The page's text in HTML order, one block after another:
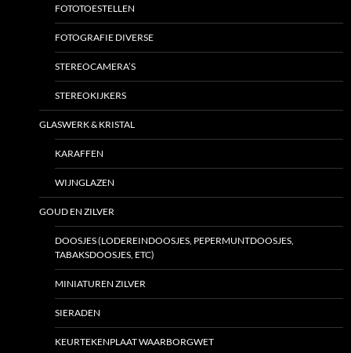
FOTOTOESTELLEN
FOTOGRAFIE DIVERSE
STEREOCAMERA’S
STEREOKIJKERS
GLASWERK & KRISTAL
KARAFFEN
WIJNGLAZEN
GOUD EN ZILVER
DOOSJES (LODEREINDOOSJES, PEPERMUNTDOOSJES,
TABAKSDOOSJES, ETC)
MINIATUREN ZILVER
SIERADEN
KEURTEKENPLAAT WAARBORGWET